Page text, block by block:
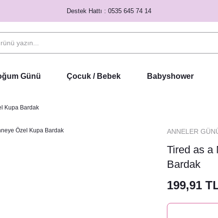
Destek Hattı : 0535 645 74 14
Günü Çocuk / Bebek Babyshower
Kupa Bardak
ANNELER
Tired as a
Bardak
199,91